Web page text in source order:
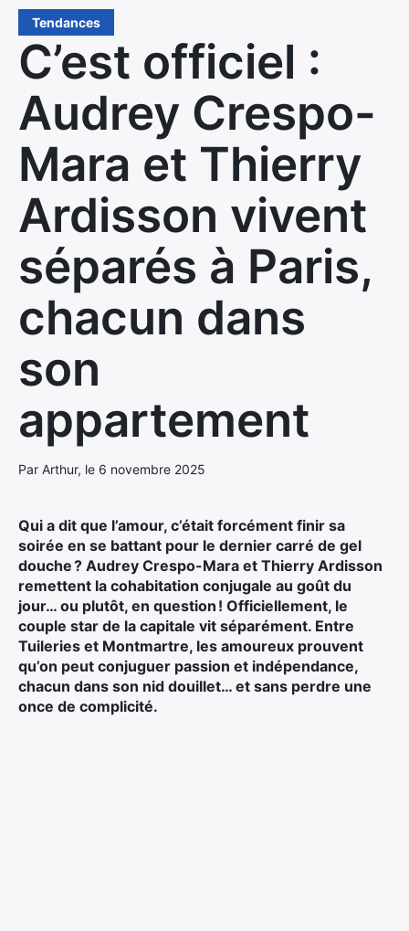
Tendances
C’est officiel :
Audrey Crespo-
Mara et Thierry
Ardisson vivent
séparés à Paris,
chacun dans
son
appartement
Par Arthur, le 6 novembre 2025
Qui a dit que l’amour, c’était forcément finir sa
soirée en se battant pour le dernier carré de gel
douche ? Audrey Crespo-Mara et Thierry Ardisson
remettent la cohabitation conjugale au goût du
jour… ou plutôt, en question ! Officiellement, le
couple star de la capitale vit séparément. Entre
Tuileries et Montmartre, les amoureux prouvent
qu’on peut conjuguer passion et indépendance,
chacun dans son nid douillet… et sans perdre une
once de complicité.